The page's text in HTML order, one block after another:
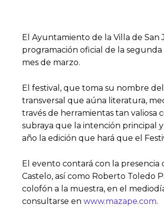
El Ayuntamiento de la Villa de San
programación oficial de la
mes de marzo.
El festival, que toma su nombre
transversal que aúna literatura,
través de herramientas tan valiosa
subraya que la intención principal
año la edición que hará que el
El evento contará con la presencia
Castelo, así como Roberto Toledo
colofón a la muestra, en el
consultarse en www.mazape.com.